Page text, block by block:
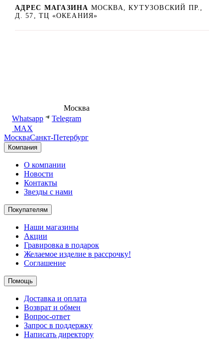
АДРЕС МАГАЗИНА МОСКВА, КУТУЗОВСКИЙ ПР.,
Д. 57, ТЦ «ОКЕАНИЯ»
Москва
Whatsapp
Telegram
MAX
МоскваСанкт-Петербург
Компания
О компании
Новости
Контакты
Звезды с нами
Покупателям
Наши магазины
Акции
Гравировка в подарок
Желаемое изделие в рассрочку!
Соглашение
Помощь
Доставка и оплата
Возврат и обмен
Вопрос-ответ
Запрос в поддержку
Написать директору